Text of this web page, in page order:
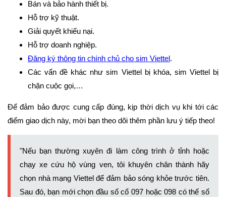
Bán và bảo hành thiết bị.
Hỗ trợ kỹ thuật.
Giải quyết khiếu nại.
Hỗ trợ doanh nghiệp.
Đăng ký thông tin chính chủ cho sim Viettel.
Các vấn đề khác như sim Viettel bị khóa, sim Viettel bị
chặn cuộc gọi,…
Để đảm bảo được cung cấp đúng, kịp thời dịch vụ khi tới các
điểm giao dịch này, mời bạn theo dõi thêm phần lưu ý tiếp theo!
"Nếu bạn thường xuyên đi làm công trình ở tỉnh hoặc
chạy xe cứu hộ vùng ven, tôi khuyên chân thành hãy
chọn nhà mạng Viettel để đảm bảo sóng khỏe trước tiên.
Sau đó, bạn mới chọn đầu số cổ 097 hoặc 098 có thế số